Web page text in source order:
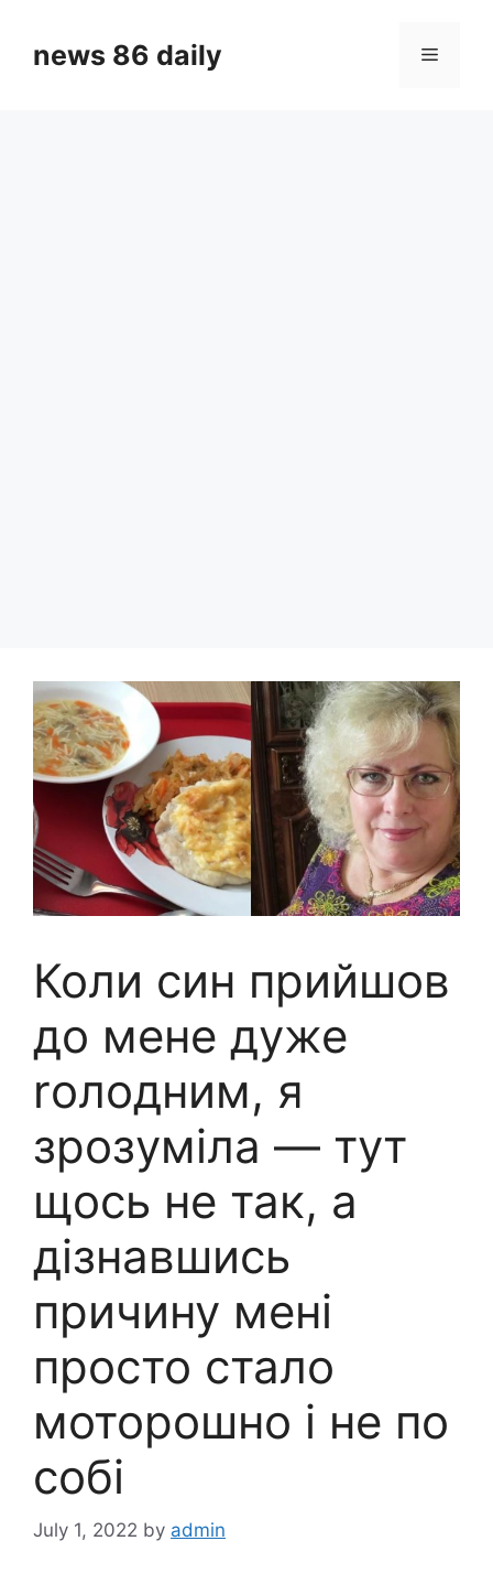
contentnews 86 daily Menu
Коли син прийшов
до мене дуже
rолодним, я
зрозуміла — тут
щось не так, а
дізнавшись
причину мені
просто стало
моторошно і не по
собі
July 1, 2022 by admin